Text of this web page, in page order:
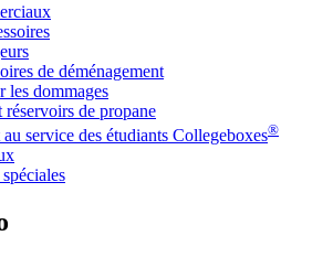
de déménagement
les dommages
réservoirs de propane
service des étudiants Collegeboxes®